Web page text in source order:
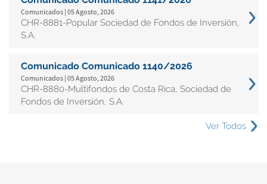
Comunicados | 05 Agosto, 2026
CHR-8881-Popular Sociedad de Fondos de Inversión,
S.A.
Comunicado Comunicado 1140/2026
Comunicados | 05 Agosto, 2026
CHR-8880-Multifondos de Costa Rica, Sociedad de
Fondos de Inversión, S.A.
Ver Todos